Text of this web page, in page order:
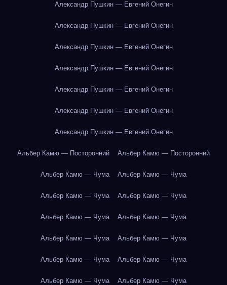
Александр Пушкин — Евгений Онегин
Александр Пушкин — Евгений Онегин
Александр Пушкин — Евгений Онегин
Александр Пушкин — Евгений Онегин
Александр Пушкин — Евгений Онегин
Александр Пушкин — Евгений Онегин
Александр Пушкин — Евгений Онегин
Альбер Камю — Посторонний Альбер Камю — Посторонний
Альбер Камю — Чума Альбер Камю — Чума
Альбер Камю — Чума Альбер Камю — Чума
Альбер Камю — Чума Альбер Камю — Чума
Альбер Камю — Чума Альбер Камю — Чума
Альбер Камю — Чума Альбер Камю — Чума
Альбер Камю — Чума Альбер Камю — Чума